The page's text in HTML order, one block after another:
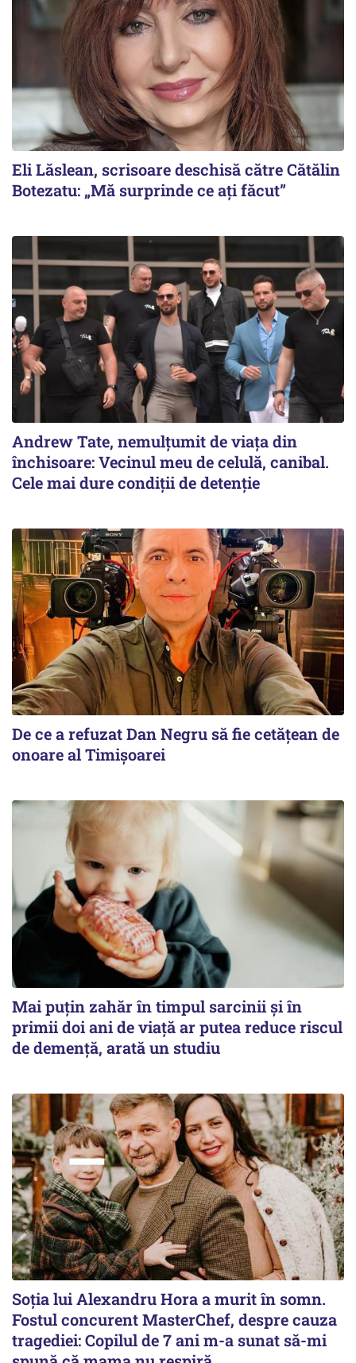
Eli Lăslean, scrisoare deschisă către Cătălin
Botezatu: „Mă surprinde ce ați făcut”
Andrew Tate, nemulțumit de viața din
închisoare: Vecinul meu de celulă, canibal.
Cele mai dure condiții de detenție
De ce a refuzat Dan Negru să fie cetățean de
onoare al Timișoarei
Mai puțin zahăr în timpul sarcinii și în
primii doi ani de viață ar putea reduce riscul
de demență, arată un studiu
Soția lui Alexandru Hora a murit în somn.
Fostul concurent MasterChef, despre cauza
tragediei: Copilul de 7 ani m-a sunat să-mi